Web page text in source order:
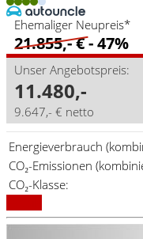
Ehemaliger Neupreis*
21.855,- €- 47%
Unser Angebotspreis:
11.480,-
9.647,- € netto
Energieverbrauch
CO₂-Emissionen
CO₂-Klasse: